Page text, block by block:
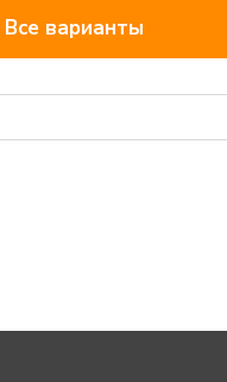
Все варианты